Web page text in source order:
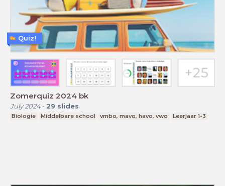
Zomerquiz 2024 bk
July 2024- 29 slides
Biologie Middelbare school vmbo, mavo, havo, vwo Leerjaar 1-3
Quiz!